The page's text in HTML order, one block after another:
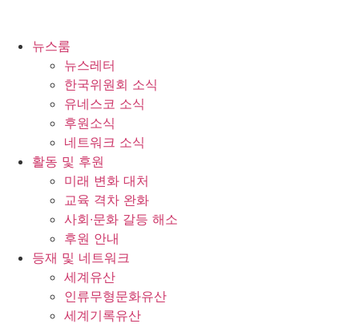
뉴스룸
뉴스레터
한국위원회 소식
유네스코 소식
후원소식
네트워크 소식
활동 및 후원
미래 변화 대처
교육 격차 완화
사회∙문화 갈등 해소
후원 안내
등재 및 네트워크
세계유산
인류무형문화유산
세계기록유산